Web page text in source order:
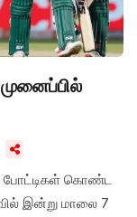
போட்டிகள் கொண்ட
இன்று மாலை 7